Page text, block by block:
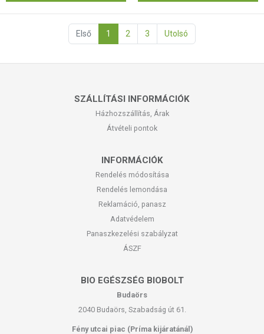
Első 1 2 3 Utolsó
SZÁLLÍTÁSI INFORMÁCIÓK
Házhozszállítás, Árak
Átvételi pontok
INFORMÁCIÓK
Rendelés módosítása
Rendelés lemondása
Reklamáció, panasz
Adatvédelem
Panaszkezelési szabályzat
ÁSZF
BIO EGÉSZSÉG BIOBOLT
Budaörs
2040 Budaörs, Szabadság út 61.
Fény utcai piac (Príma kijáratánál)